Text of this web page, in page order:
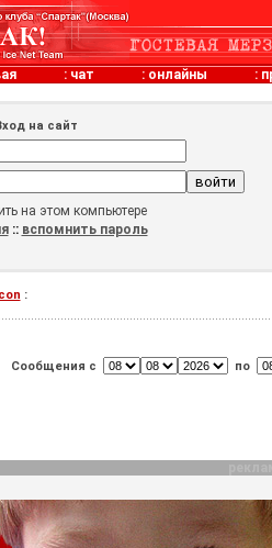
: чат : онлайны :
на сайт
на этом компьютере
:: вспомнить пароль
:
Сообщения с по